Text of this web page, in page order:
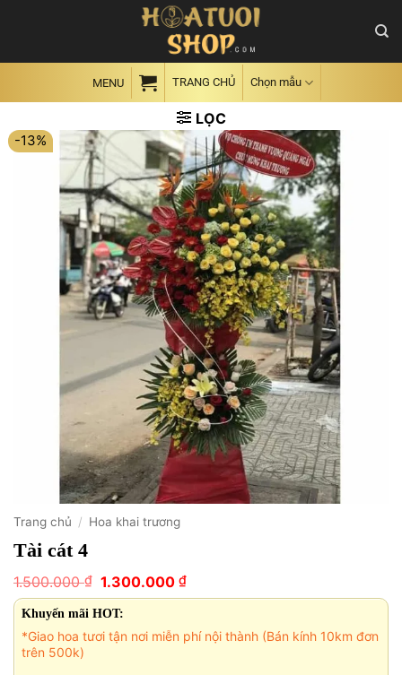
MENU TRANG CHỦ Chọn mẫu
LỌC
-13%
Trang chủ / Hoa khai trương
Tài cát 4
1.500.000₫ Giá
gốc
là:
1.500.000 ₫.
1.300.000 ₫Giá
hiện
1.300.000 ₫.
Khuyến mãi HOT:
*Giao hoa tươi tận nơi miễn phí nội thành (Bán kính 10km đơn
trên 500k)